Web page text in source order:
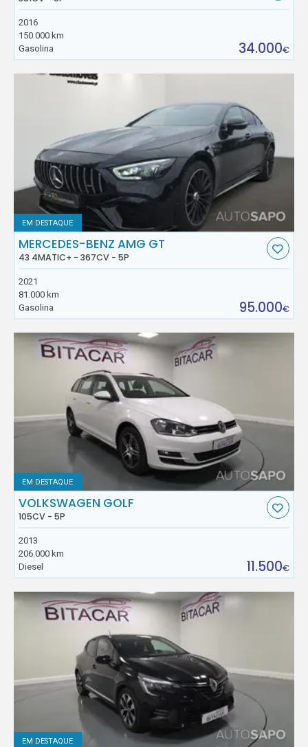
2016
150.000 km
Gasolina
34.000€
EM DESTAQUE
MERCEDES-BENZ AMG GT
43 4MATIC+ - 367CV - 5P
2021
81.000 km
Gasolina
95.000€
EM DESTAQUE
VOLKSWAGEN GOLF
105CV - 5P
2013
206.000 km
Diesel
11.500€
EM DESTAQUE